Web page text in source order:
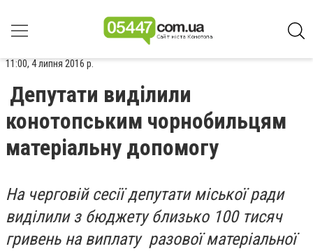
11:00, 4 липня 2016 р.
Депутати виділили
конотопським чорнобильцям
матеріальну допомогу
На черговій сесії депутати міської ради
виділили з бюджету близько 100 тисяч
гривень на виплату разової матеріальної